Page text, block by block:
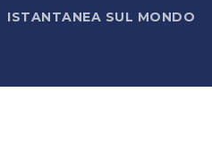
ISTANTANEA SUL MONDO